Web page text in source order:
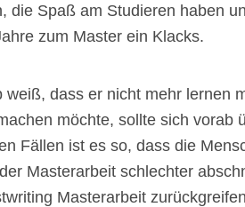
die Spaß am Studieren haben
zum Master ein Klacks.
weiß, dass er nicht mehr lernen
möchte, sollte sich vorab
Fällen ist es so, dass die
Masterarbeit schlechter
Masterarbeit